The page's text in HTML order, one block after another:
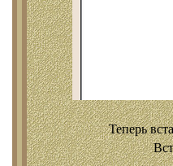
Теперь